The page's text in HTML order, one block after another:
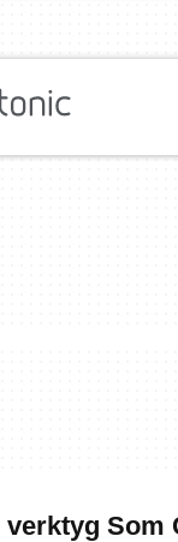
verktyg